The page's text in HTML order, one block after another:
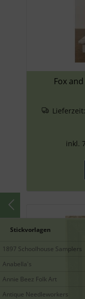
Stickvorlagen
1897 Schoolhouse Samplers
Anabella's
Annie Beez Folk Art
Antique Needleworkers
Fox
Lieferzeit:
inkl.